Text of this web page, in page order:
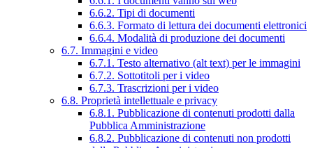
6.6.2. Tipi di documenti
6.6.3. Formato di lettura dei documenti elettronici
6.6.4. Modalità di produzione dei documenti
6.7. Immagini e video
6.7.1. Testo alternativo (alt text) per le immagini
6.7.2. Sottotitoli per i video
6.7.3. Trascrizioni per i video
6.8. Proprietà intellettuale e privacy
6.8.1. Pubblicazione di contenuti prodotti dalla
Pubblica Amministrazione
6.8.2. Pubblicazione di contenuti non prodotti